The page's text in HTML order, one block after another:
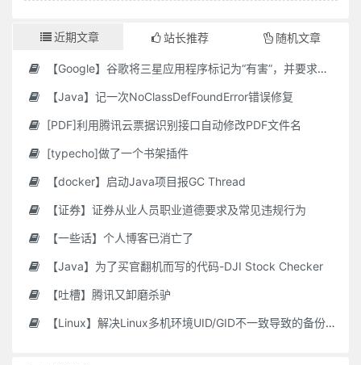
近期文章 站长推荐 随机文章
【Google】谷歌将三星应用程序标记为“有害”，并要求用户删除它们
【Java】记一次NoClassDefFoundError错误修复
[PDF]利用腾讯云票据识别接口自动修改PDF文件名
[typecho]做了一个书架插件
【docker】启动Java项目报GC Thread
【证券】证券从业人员职业道德要求及常见违规行为
【一些话】个人博客已消亡了
【Java】为了买官翻机而写的代码-DJI Stock Checker
【吐槽】腾讯又卸磨杀驴
【Linux】解决Linux多机环境UID/GID不一致导致的备份权限问题